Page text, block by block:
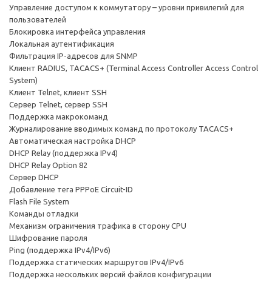
Управление доступом к коммутатору – уровни привилегий для
пользователей
Блокировка интерфейса управления
Локальная аутентификация
Фильтрация IP-адресов для SNMP
Клиент RADIUS, TACACS+ (Terminal Access Controller Access Control
System)
Клиент Telnet, клиент SSH
Сервер Telnet, сервер SSH
Поддержка макрокоманд
Журналирование вводимых команд по протоколу TACACS+
Автоматическая настройка DHCP
DHCP Relay (поддержка IРv4)
DHCP Relay Option 82
Сервер DHCP
Добавление тега PPPoE Circuit-ID
Flash File System
Команды отладки
Механизм ограничения трафика в сторону CPU
Шифрование пароля
Ping (поддержка IPv4/IPv6)
Поддержка статических маршрутов IPv4/IPv6
Поддержка нескольких версий файлов конфигурации